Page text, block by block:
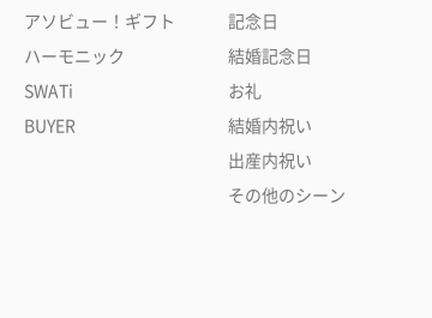
アソビュー！ギフト
ハーモニック
SWATi
BUYER
記念日
結婚記念日
お礼
結婚内祝い
出産内祝い
その他のシーン